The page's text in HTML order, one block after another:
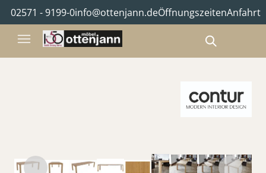
02571 - 9199-0info@ottenjann.deÖffnungszeitenAnfahrt